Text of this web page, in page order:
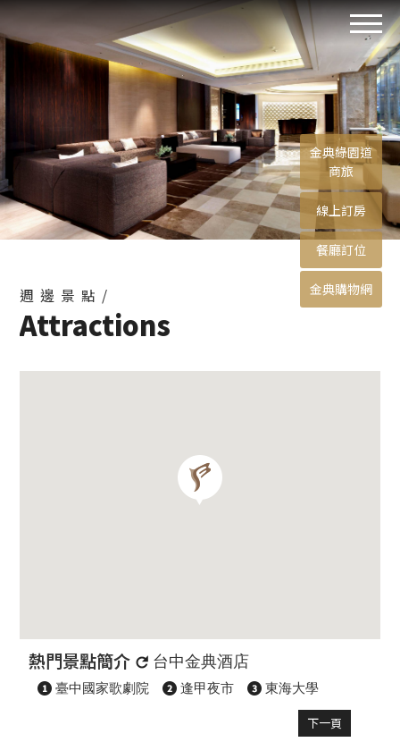
金典綠園道
商旅
線上訂房
餐廳訂位
金典購物網
週邊景點/
Attractions
熱門景點簡介 台中金典酒店
臺中國家歌劇院 逢甲夜市 東海大學
下一頁